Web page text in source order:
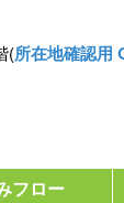
(所在地確認用
フロー